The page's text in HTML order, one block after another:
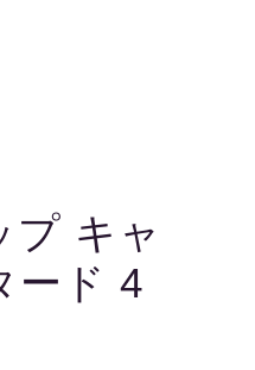
プ キャ
ード 4